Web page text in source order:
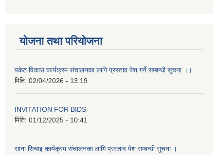
योजना तथा परियोजना
पकेट विकास कार्यक्रम संचालनका लागि प्रस्ताव पेश गर्ने सम्बन्धी सूचना ।।
मिति: 02/04/2026 - 13:19
INVITATION FOR BIDS
मिति: 01/12/2025 - 10:41
साना सिचाइ कार्यक्रम संचालनका लागि प्रस्ताव पेश सम्बन्धी सुचना ।